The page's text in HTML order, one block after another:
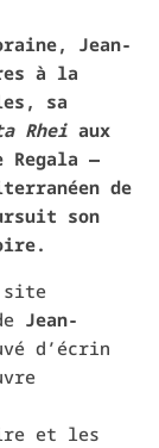
Jean-
à la
sa
Rhei aux
—
de
son
site
Jean-
d’écrin
et les